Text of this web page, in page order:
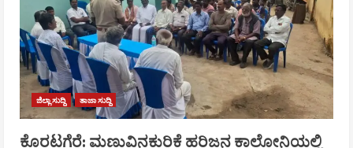
ಜಿಲ್ಲಾ ಸುದ್ದಿ ತಾಜಾ ಸುದ್ದಿ
ಕೊರಟಗೆರೆ: ಮಣುವಿನಕುರಿಕೆ ಹರಿಜನ ಕಾಲೋನಿಯಲ್ಲಿ